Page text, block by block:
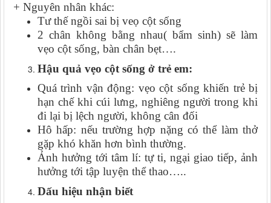
+ Nguyên nhân khác:
Tư thế ngồi sai bị veọ cột sống
2 chân không bằng nhau( bẩm sinh) sẽ làm
vẹo cột sống, bàn chân bẹt….
Hậu quả vẹo cột sống ở trẻ em:
Quá trình vận động: vẹo cột sống khiến trẻ bị
hạn chế khi cúi lưng, nghiêng người trong khi
đi lại bị lệch người, không cân đối
Hô hấp: nếu trường hợp nặng có thể làm thở
gặp khó khăn hơn bình thường.
Ảnh hưởng tới tâm lí: tự ti, ngại giao tiếp, ảnh
hưởng tới tập luyện thể thao…..
Dấu hiệu nhận biết